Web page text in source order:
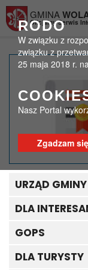
RODO
W związku z
związku z
25 maja 2018 r.
Nasz Portal
Zgadzam się
GMINA
Oficjalny Serwis
Strona główna >
URZĄD GMINY
DLA
GOPS
DLA TURYSTY